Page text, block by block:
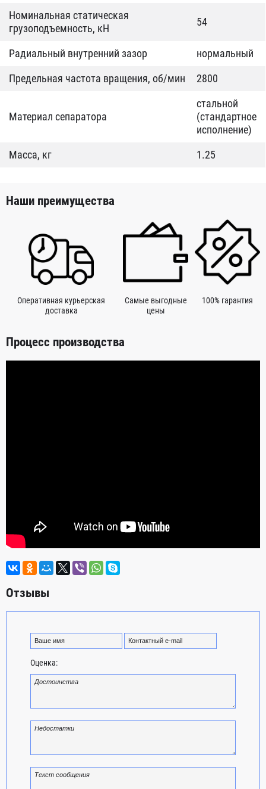
Номинальная статическая
грузоподъемность, кН
54
Радиальный внутренний зазор
нормальный
Предельная частота вращения, об/мин
2800
Материал сепаратора
стальной
(стандартное
исполнение)
Масса, кг
1.25
Наши преимущества
Оперативная курьерская
доставка
Самые выгодные
цены
100% гарантия
Процесс производства
Отзывы
Оценка: